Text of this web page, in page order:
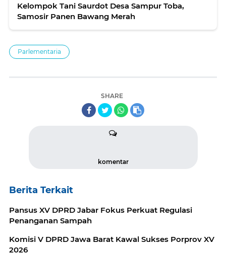
Kelompok Tani Saurdot Desa Sampur Toba,
Samosir Panen Bawang Merah
Parlementaria
SHARE
komentar
Berita Terkait
Pansus XV DPRD Jabar Fokus Perkuat Regulasi
Penanganan Sampah
Komisi V DPRD Jawa Barat Kawal Sukses Porprov XV
2026